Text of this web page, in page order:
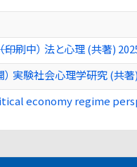
印刷中） 法と心理 (共著)
） 実験社会心理学研究 (共
economy regime